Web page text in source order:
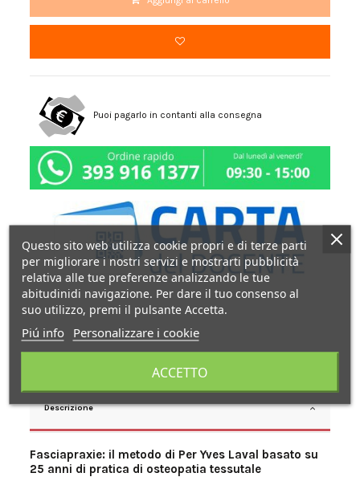
Puoi pagarlo in contanti alla consegna
Descrizione
Fasciapraxie: il metodo di Per Yves Laval basato su
25 anni di pratica di osteopatia tessutale
Questo sito web utilizza cookie propri e di terze parti
per migliorare i nostri servizi e mostrarti pubblicità
relativa alle tue preferenze analizzando le tue
abitudinidi navigazione. Per dare il tuo consenso al
suo utilizzo, premi il pulsante Accetta.
Piú info Personalizzare i cookie
ACCETTO